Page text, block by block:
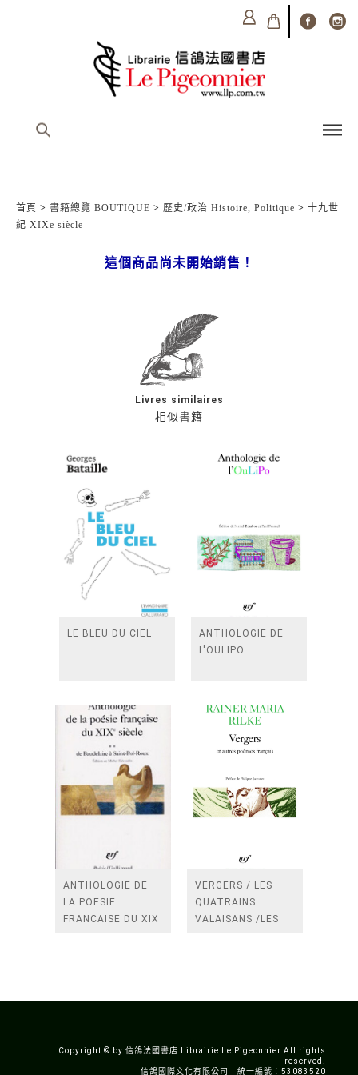
首頁 > 書籍總覽 BOUTIQUE > 歷史/政治 Histoire, Politique > 十九世
紀 XIXe siècle
這個商品尚未開始銷售！
相似書籍
Livres similaires
LE BLEU DU CIEL
ANTHOLOGIE DE
L'OULIPO
ANTHOLOGIE DE
LA POESIE
FRANCAISE DU XIX
VERGERS / LES
QUATRAINS
VALAISANS /LES
Copyright © by 信鴿法國書店 Librairie Le Pigeonnier All rights
reserved.
信鴿國際文化有限公司 統一編號：53083520